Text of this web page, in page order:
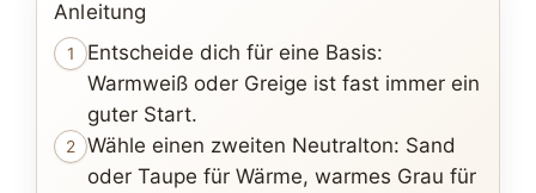
Anleitung
1
Entscheide dich für eine Basis:
Warmweiß oder Greige ist fast immer ein
guter Start.
2
Wähle einen zweiten Neutralton: Sand
oder Taupe für Wärme, warmes Grau für